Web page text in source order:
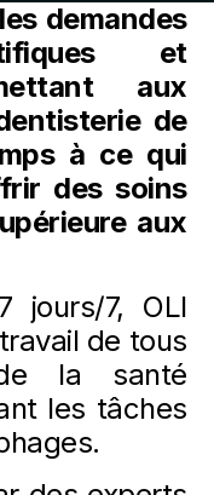
demandes
et
aux
de
à ce qui
des soins
aux
jours/7, OLI
de tous
la santé
les tâches